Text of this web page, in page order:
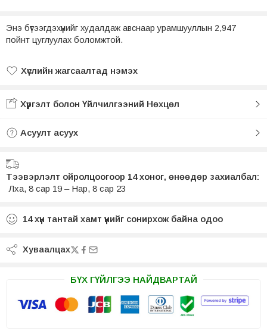
Энэ бүтээгдэхүүнийг худалдаж авснаар урамшууллын 2,947
пойнт цуглуулах боломжтой.
Хүслийн жагсаалтад нэмэх
Хүргэлт болон Үйлчилгээний Нөхцөл
Асуулт асуух
Тээвэрлэлт ойролцоогоор 14 хоног, өнөөдөр захиалбал:
Лха, 8 сар 19 – Нар, 8 сар 23
14 хүн тантай хамт үүнийг сонирхож байна одоо
Хуваалцах
БҮХ ГҮЙЛГЭЭ НАЙДВАРТАЙ